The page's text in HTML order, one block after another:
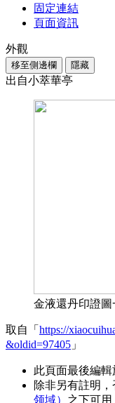
固定連結
頁面資訊
外觀
移至側邊欄 隱藏
出自小萃華亭
金液還丹印證圖
取自「 https://
&oldid=97405 」
此頁面最後編輯
除非另有註明
领域） 之下可用